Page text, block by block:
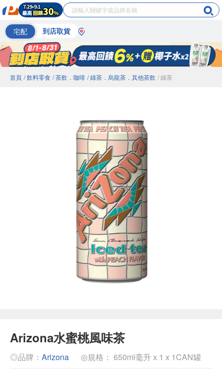
宅配 到店取貨
首頁 / 飲料零食 / 茶飲．咖啡 / 綠茶．烏龍茶．其他茶飲 / 綠茶
Arizona水蜜桃風味茶
◎品牌： Arizona ◎規格： 650ml毫升 x 1 x 1CAN罐